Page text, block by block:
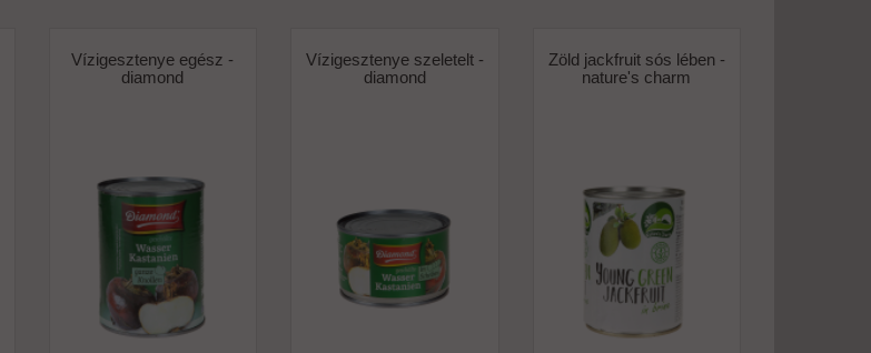
Vízigesztenye egész -
diamond
Vízigesztenye szeletelt -
diamond
Zöld jackfruit sós lében -
nature's charm